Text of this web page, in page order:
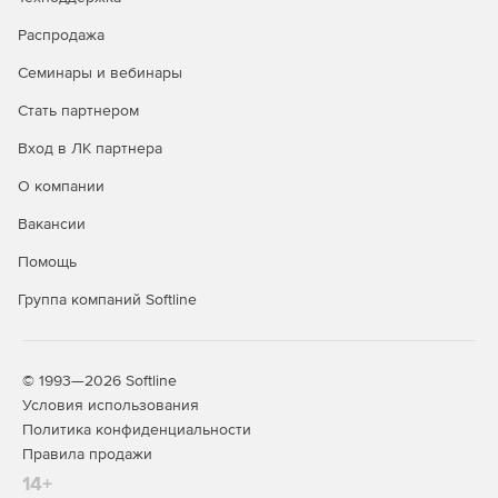
Интеграция с основными инструментами разработки
Программное обеспечение поддерживает все основные
PHP и Ruby, интегрируется со средствами разработки
и Delphi. Разработчики Visual Studio могут работать в
размещения InterBase в облачной среде.
Server Edition
Распродажа
Семинары и вебинары
Стать партнером
Вход в ЛК партнера
О компании
Вакансии
Помощь
Группа компаний Softline
© 1993—2026 Softline
Условия использования
Политика конфиденциальности
Правила продажи
14+